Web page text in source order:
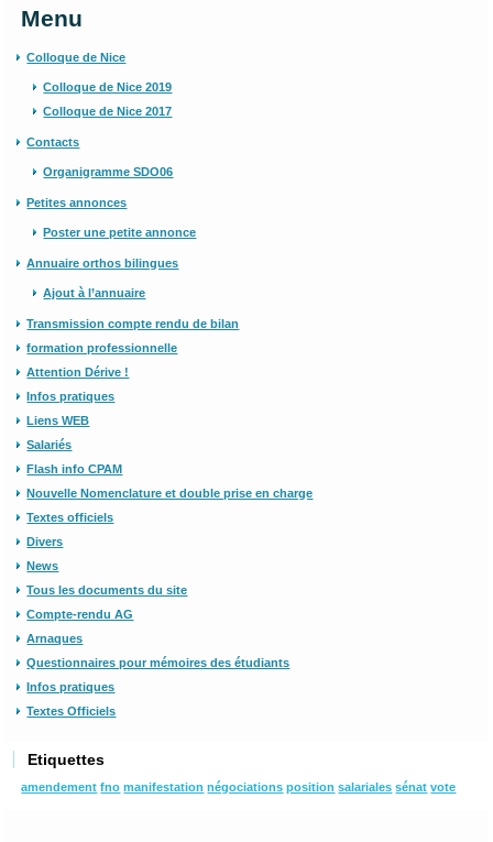
Menu
Colloque de Nice
Colloque de Nice 2019
Colloque de Nice 2017
Contacts
Organigramme SDO06
Petites annonces
Poster une petite annonce
Annuaire orthos bilingues
Ajout à l’annuaire
Transmission compte rendu de bilan
formation professionnelle
Attention Dérive !
Infos pratiques
Liens WEB
Salariés
Flash info CPAM
Nouvelle Nomenclature et double prise en charge
Textes officiels
Divers
News
Tous les documents du site
Compte-rendu AG
Arnaques
Questionnaires pour mémoires des étudiants
Infos pratiques
Textes Officiels
Etiquettes
amendement fno manifestation négociations position salariales sénat vote